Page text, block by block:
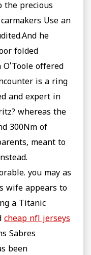
the precious
Use an
he
folded
offered
is a ring
and expert in
whereas the
300Nm of
meant to
you may as
wife appears to
a Titanic
cheap nfl jerseys
Sabres
been